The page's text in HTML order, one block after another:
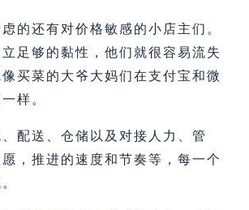
的还有对价格敏感的小店主们。
足够的黏性，他们就很容易流失
买菜的大爷大妈们在支付宝和微
样。
配送、仓储以及对接人力、管
，推进的速度和节奏等，每一个